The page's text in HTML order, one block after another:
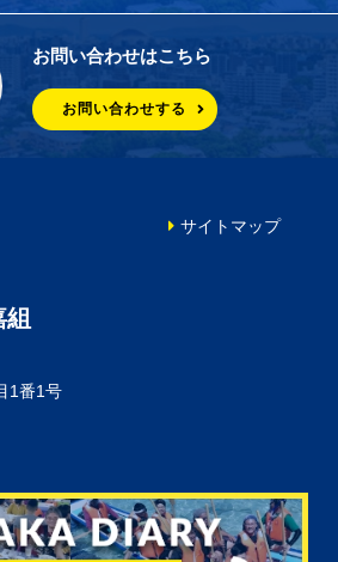
お問い合わせはこちら
お問い合わせする
1番1号
サイトマップ